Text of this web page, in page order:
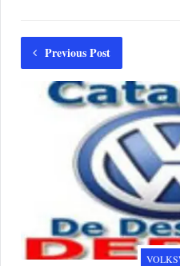
Previous Post